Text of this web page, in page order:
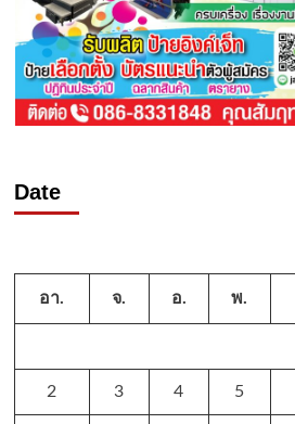
Date
อา. จ. อ. พ.
2 3 4 5